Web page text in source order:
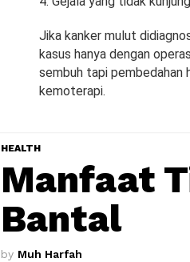
Jika kanker mulut
kasus hanya dengan
sembuh tapi pembedahan
kemoterapi.
HEALTH
Manfaat
Bantal
by Muh Harfah